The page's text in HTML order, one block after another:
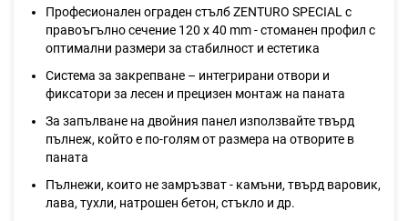
Професионален ограден стълб ZENTURO SPECIAL с
правоъгълно сечение 120 х 40 mm - стоманен профил с
оптимални размери за стабилност и естетика
Система за закрепване – интегрирани отвори и
фиксатори за лесен и прецизен монтаж на паната
За запълване на двойния панел използвайте твърд
пълнеж, който е по-голям от размера на отворите в
паната
Пълнежи, които не замръзват - камъни, твърд варовик,
лава, тухли, натрошен бетон, стъкло и др.